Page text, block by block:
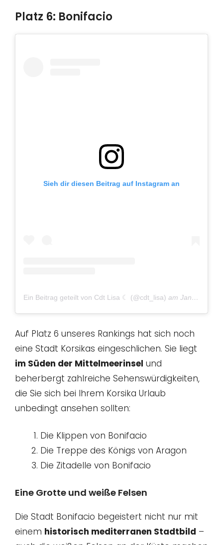
Platz 6: Bonifacio
Sieh dir diesen Beitrag auf Instagram an
Ein Beitrag geteilt von Cdt Lisa ☾ (@cdt_lisa) am Jan 28, 2019 um 10:31 PST
Auf Platz 6 unseres Rankings hat sich noch
eine Stadt Korsikas eingeschlichen. Sie liegt
im Süden der Mittelmeerinsel und
beherbergt zahlreiche Sehenswürdigkeiten,
die Sie sich bei Ihrem Korsika Urlaub
unbedingt ansehen sollten:
Die Klippen von Bonifacio
Die Treppe des Königs von Aragon
Die Zitadelle von Bonifacio
Eine Grotte und weiße Felsen
Die Stadt Bonifacio begeistert nicht nur mit
einem historisch mediterranen Stadtbild –